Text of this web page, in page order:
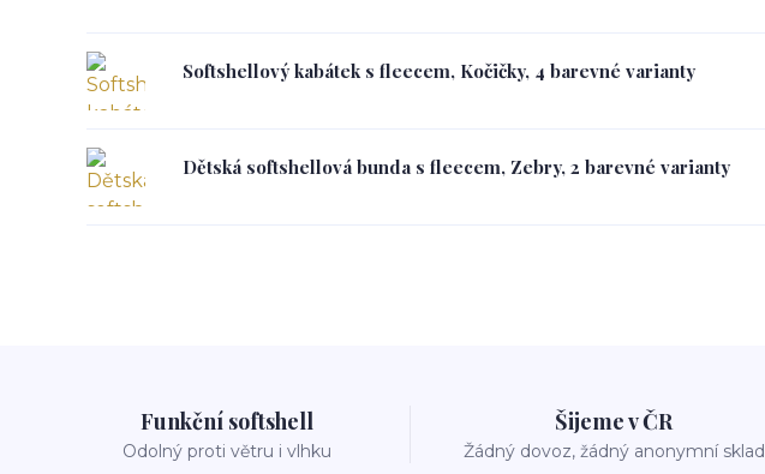
Softshellový kabátek s fleecem, Kočičky, 4 barevné varianty
Dětská softshellová bunda s fleecem, Zebry, 2 barevné varianty
Funkční softshell
Odolný proti větru i vlhku
Šijeme v ČR
Žádný dovoz, žádný anonymní sklad